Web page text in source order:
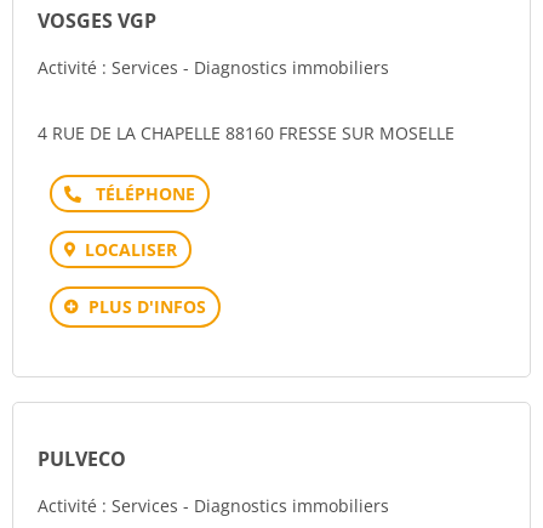
VOSGES VGP
Activité : Services - Diagnostics immobiliers
4 RUE DE LA CHAPELLE 88160 FRESSE SUR MOSELLE
Téléphone
LOCALISER
PLUS D'INFOS
PULVECO
Activité : Services - Diagnostics immobiliers